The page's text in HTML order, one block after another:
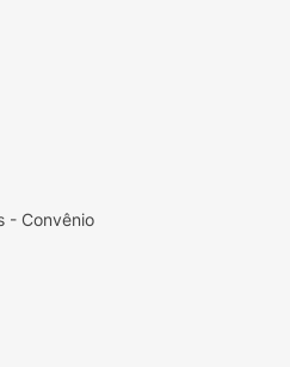
para auxiliar na sua
sabor
que derrete na
- Convênio